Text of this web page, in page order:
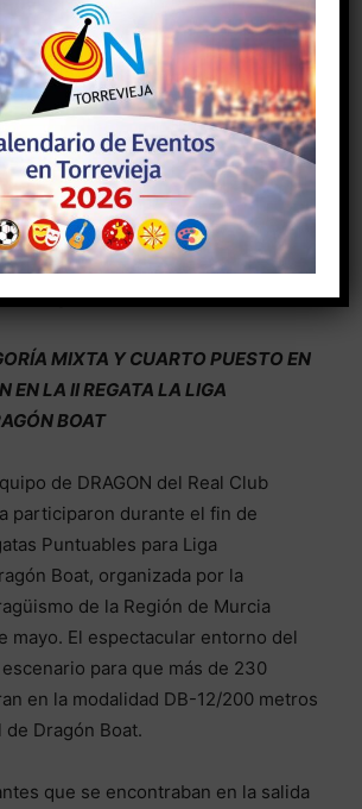
Rodríguez Sanz, Aurora Antón
González, Yolanda Morales
Ballester, María Ascensión
Miguel Ángel Sánchez Valero
Ashley Álvarez del Valle, Verónica
Lucia Sánchez Clares, Laura
Borroso Navarro, Tabatha
Cañaveras, Miranda Torres Pujante,
Aldeguer
MIXTA Y CUARTO PUESTO EN
EN LA II REGATA LA LIGA
BOAT
de DRAGON del Real Club
participaron durante el fin de
Puntuables para Liga
Boat, organizada por la
de la Región de Murcia
mayo. El espectacular entorno del
para que más de 230
en la modalidad DB-12/200 metros
Dragón Boat.
que se encontraban en la salida